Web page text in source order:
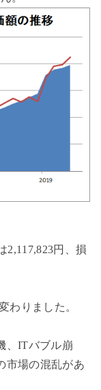
2,117,823円、損
わりました。
、ITバブル崩
市場の混乱があ